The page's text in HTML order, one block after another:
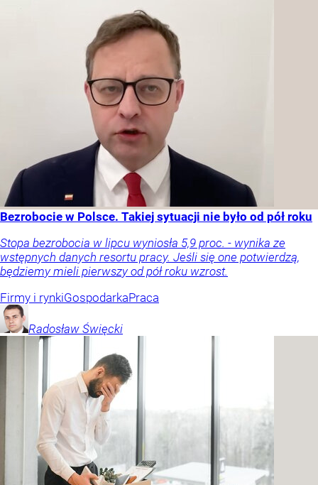
Bezrobocie w Polsce. Takiej sytuacji nie było od pół roku
Stopa bezrobocia w lipcu wyniosła 5,9 proc. - wynika ze
wstępnych danych resortu pracy. Jeśli się one potwierdzą,
będziemy mieli pierwszy od pół roku wzrost.
Firmy i rynkiGospodarkaPraca
Radosław Święcki